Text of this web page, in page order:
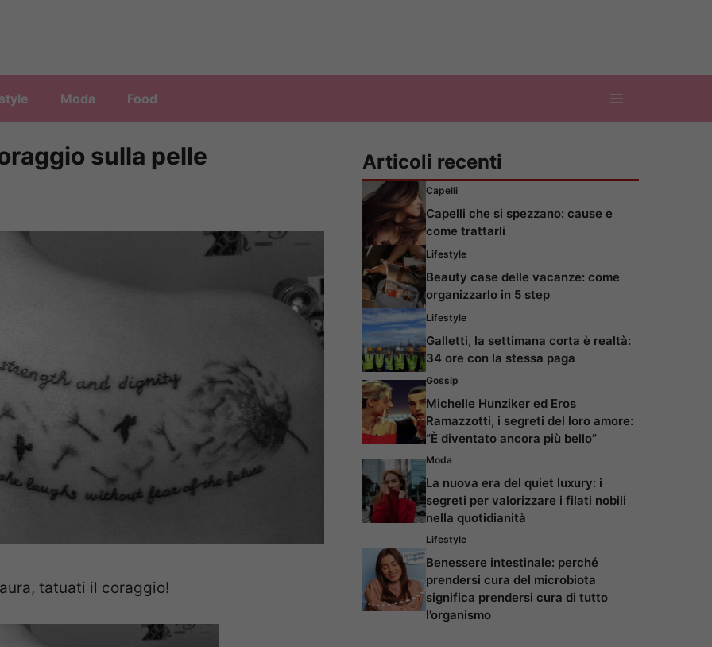
Moda Food
sulla pelle
tatuati il coraggio!
Articoli recenti
Capelli
Capelli che si spezzano: cause e
come trattarli
Lifestyle
Beauty case delle vacanze: come
organizzarlo in 5 step
Lifestyle
Galletti, la settimana corta è realtà:
34 ore con la stessa paga
Gossip
Michelle Hunziker ed Eros
Ramazzotti, i segreti del loro amore:
“È diventato ancora più bello”
Moda
La nuova era del quiet luxury: i
segreti per valorizzare i filati nobili
nella quotidianità
Lifestyle
Benessere intestinale: perché
prendersi cura del microbiota
significa prendersi cura di tutto
l’organismo